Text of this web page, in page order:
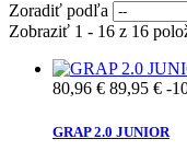
Zoradiť podľa
Zobraziť 1 - 16 z 16
80,96 € 89,95 € -
GRAP 2.0 JUNIOR